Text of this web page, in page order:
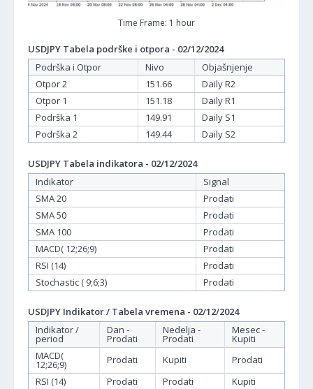
Time Frame: 1 hour
USDJPY Tabela podrške i otpora - 02/12/2024
Podrška i Otpor
Nivo
Objašnjenje
Otpor 2
151.66
Daily R2
Otpor 1
151.18
Daily R1
Podrška 1
149.91
Daily S1
Podrška 2
149.44 Daily S2
USDJPY Tabela indikatora - 02/12/2024
Indikator
Signal
SMA 20
Prodati
SMA 50
Prodati
SMA 100
Prodati
MACD( 12;26;9)
Prodati
RSI (14)
Prodati
Stochastic ( 9;6;3)
Prodati
USDJPY Indikator / Tabela vremena - 02/12/2024
Indikator /
period
Dan -
Prodati
Nedelja -
Prodati
Mesec -
Kupiti
MACD(
12;26;9) Prodati Kupiti
Prodati
RSI (14)
Prodati Prodati
Kupiti